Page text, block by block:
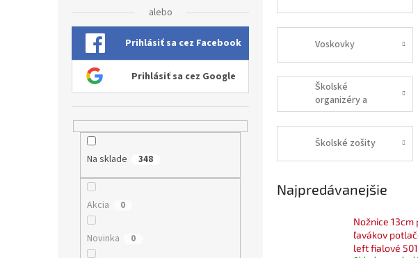
alebo
Prihlásiť sa cez Facebook
Prihlásiť sa cez Google
Na sklade 348
Akcia 0
Novinka 0
Voskovky
Školské
organizéry a
zápisníky
Školské zošity
Najpredávanejšie
Nožnice 13cm
ľavákov
left fialové